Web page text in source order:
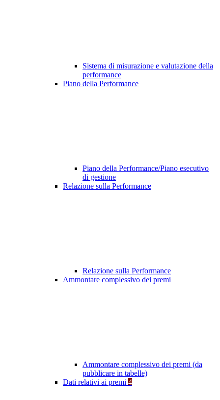
Sistema di misurazione e valutazione della
performance
Piano della Performance
Piano della Performance/Piano esecutivo
di gestione
Relazione sulla Performance
Relazione sulla Performance
Ammontare complessivo dei premi
Ammontare complessivo dei premi (da
pubblicare in tabelle)
Dati relativi ai premi 4